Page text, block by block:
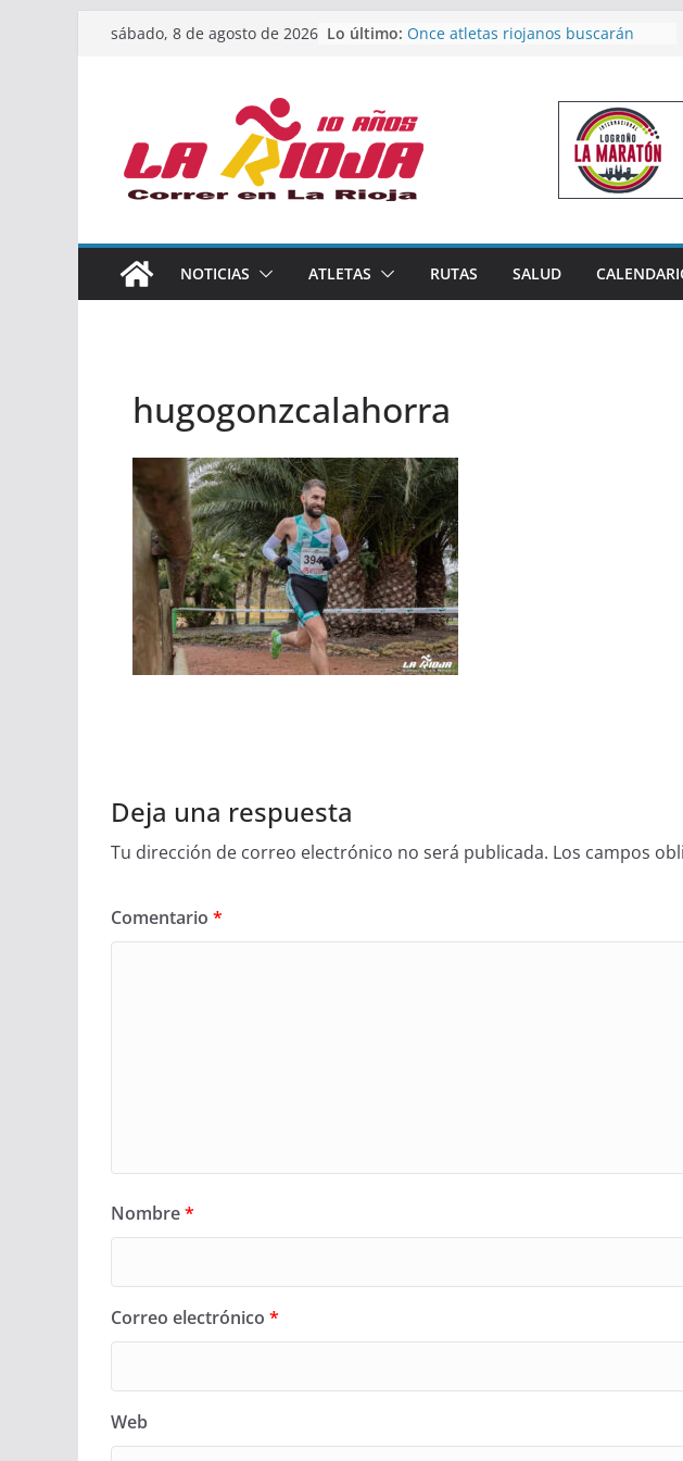
Saltarsábado, 8 de agosto de 2026 Lo último: Once atletas riojanos buscarán
Un bronce en 4×400 y tres puestos
de finalista cierran la participación
riojana en en Nacional de Málaga
El equipo femenino del Tritones
Rioja alcanza el podio nacional de
Acuatlón en Calahorra
España absoluto en Disco
Calahorra acoge este fin de semana
NOTICIAS ATLETAS RUTAS SALUD
hugogonzcalahorra
Deja una respuesta
Tu dirección de correo electrónico no será publicada. Los campos
Comentario *
Nombre*
Correo electrónico *
Web